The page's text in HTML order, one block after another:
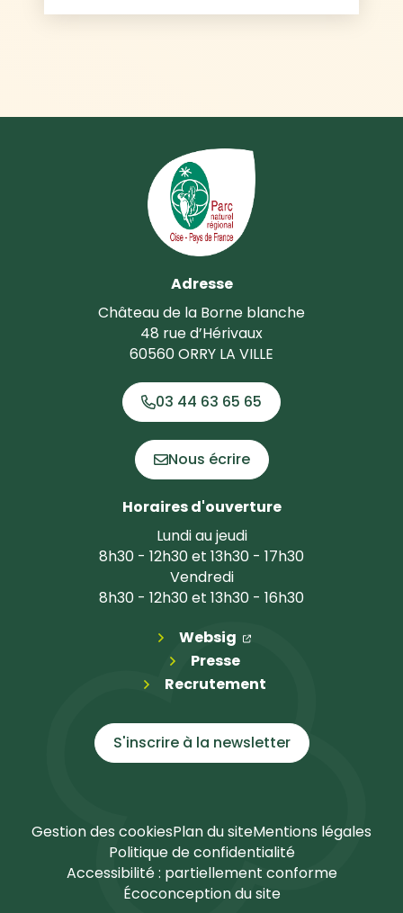
Adresse
Château de la Borne blanche
48 rue d’Hérivaux
60560 ORRY LA VILLE
03 44 63 65 65
Nous écrire
Horaires d'ouverture
Lundi au jeudi
8h30 - 12h30 et 13h30 - 17h30
Vendredi
8h30 - 12h30 et 13h30 - 16h30
Websig (ouverture dans un
(ouverture dans
Presse
Recrutement
S'inscrire à la newsletter
Gestion des cookiesPlan du siteMentions légales
Politique de confidentialité
Accessibilité : partiellement conforme
Écoconception du site